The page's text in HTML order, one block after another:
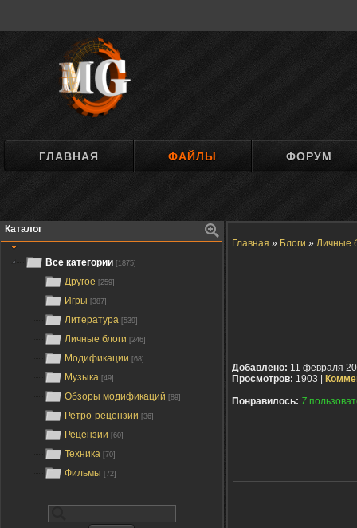
ГЛАВНАЯ ФАЙЛЫ ФОРУМ
Каталог
Все категории [1875]
Другое [259]
Игры [387]
Литература [539]
Личные блоги [246]
Модификации [68]
Музыка [49]
Обзоры модификаций [89]
Ретро-рецензии [36]
Рецензии [60]
Техника [70]
Фильмы [72]
Главная » Блоги » Личные
Добавлено: 11 февраля
Просмотров: 1903 |
Понравилось: 7